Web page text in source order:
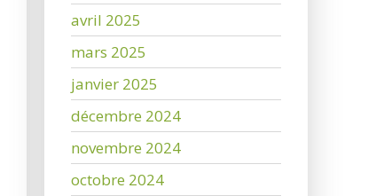
avril 2025
mars 2025
janvier 2025
décembre 2024
novembre 2024
octobre 2024